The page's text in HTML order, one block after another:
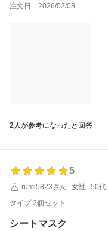
注文日：2026/02/08
2人が参考になったと回答
5
rumi5823さん
女性
50代
タイプ:2個セット
シートマスク